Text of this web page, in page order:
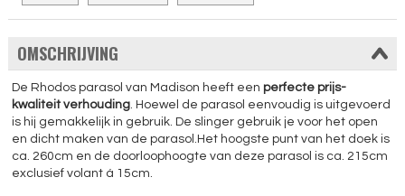
OMSCHRIJVING
De Rhodos parasol van Madison heeft een perfecte prijs-
kwaliteit verhouding. Hoewel de parasol eenvoudig is uitgevoerd
is hij gemakkelijk in gebruik. De slinger gebruik je voor het open
en dicht maken van de parasol.Het hoogste punt van het doek is
ca. 260cm en de doorloophoogte van deze parasol is ca. 215cm
exclusief volant á 15cm.